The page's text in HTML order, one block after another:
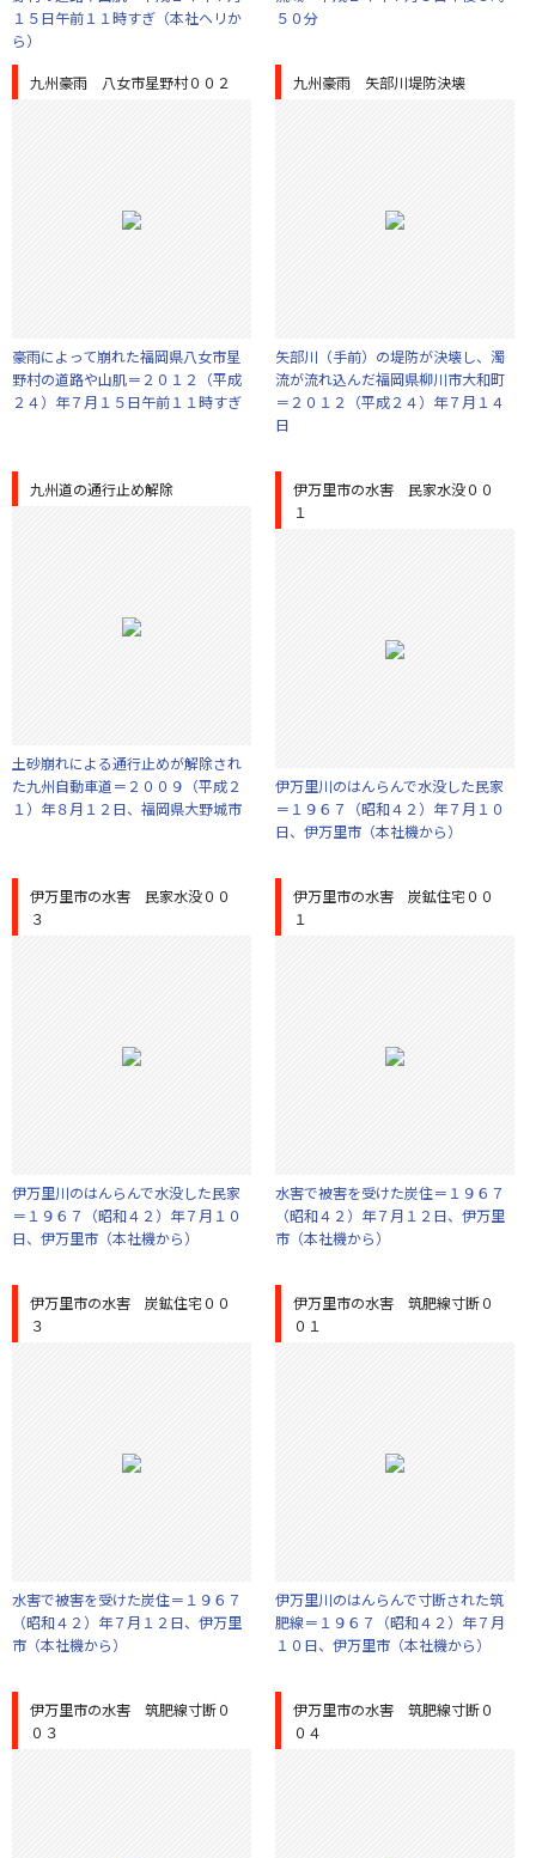
１５日午前１１時すぎ（本社ヘリか
ら）
５０分
九州豪雨 八女市星野村００２
豪雨によって崩れた福岡県八女市星
野村の道路や山肌＝２０１２（平成
２４）年７月１５日午前１１時すぎ
九州豪雨 矢部川堤防決壊
矢部川（手前）の堤防が決壊し、濁
流が流れ込んだ福岡県柳川市大和町
＝２０１２（平成２４）年７月１４
日
九州道の通行止め解除
土砂崩れによる通行止めが解除され
た九州自動車道＝２００９（平成２
１）年８月１２日、福岡県大野城市
伊万里市の水害 民家水没００
１
伊万里川のはんらんで水没した民家
＝１９６７（昭和４２）年７月１０
日、伊万里市（本社機から）
伊万里市の水害 民家水没００
３
伊万里川のはんらんで水没した民家
＝１９６７（昭和４２）年７月１０
日、伊万里市（本社機から）
伊万里市の水害 炭鉱住宅００
１
水害で被害を受けた炭住＝１９６７
（昭和４２）年７月１２日、伊万里
市（本社機から）
伊万里市の水害 炭鉱住宅００
３
水害で被害を受けた炭住＝１９６７
（昭和４２）年７月１２日、伊万里
市（本社機から）
伊万里市の水害 筑肥線寸断０
０１
伊万里川のはんらんで寸断された筑
肥線＝１９６７（昭和４２）年７月
１０日、伊万里市（本社機から）
伊万里市の水害 筑肥線寸断０
０３
伊万里市の水害 筑肥線寸断０
０４